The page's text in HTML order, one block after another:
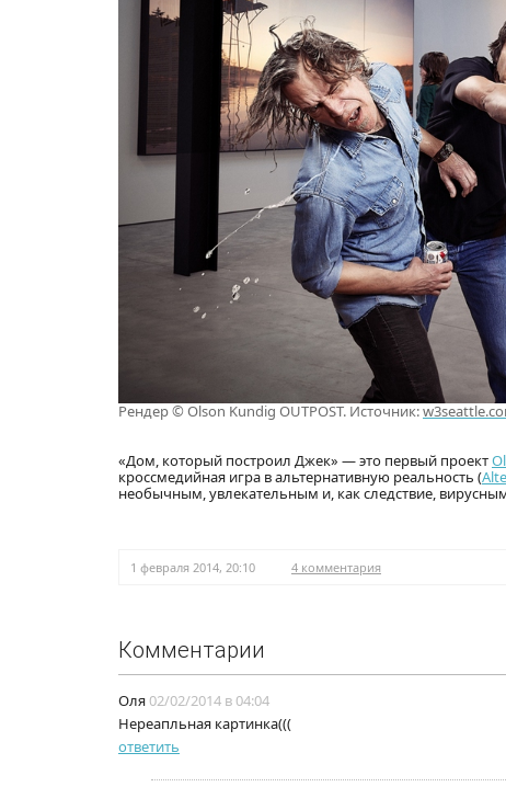
Рендер © Olson Kundig OUTPOST. Источник:
«Дом, который построил Джек» — это первый проект
кроссмедийная игра в альтернативную реальность (
необычным, увлекательным и, как следствие,
1 февраля 2014, 20:10 4 комментария
Комментарии
Оля 02/02/2014 в 04:04
Нереапльная картинка(((
ответить